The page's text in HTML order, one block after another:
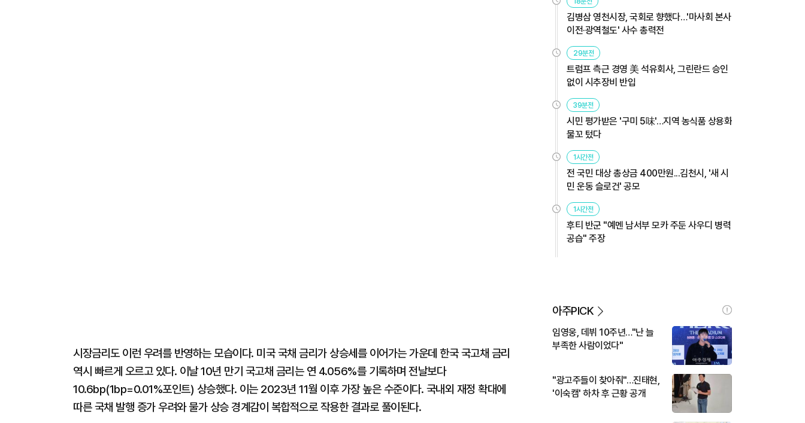
시장금리도 이런 우려를 반영하는 모습이다. 미국 국채 금리가 상승세를 이어가는 가운데 한국 국고채 금리
역시 빠르게 오르고 있다. 이날 10년 만기 국고채 금리는 연 4.056%를 기록하며 전날보다
10.6bp(1bp=0.01%포인트) 상승했다. 이는 2023년 11월 이후 가장 높은 수준이다. 국내외 재정 확대에
따른 국채 발행 증가 우려와 물가 상승 경계감이 복합적으로 작용한 결과로 풀이된다.
김병삼 영천시장, 국회로 향했다…'마사회 본사
이전·광역철도' 사수 총력전
29분전
트럼프 측근 경영 美 석유회사, 그린란드 승인
없이 시추장비 반입
39분전
시민 평가받은 '구미 5味'…지역 농식품 상용화
물꼬 텄다
1시간전
전 국민 대상 총상금 400만원...김천시, '새 시
민 운동 슬로건' 공모
1시간전
후티 반군 "예멘 남서부 모카 주둔 사우디 병력
공습" 주장
아주PICK
임영웅, 데뷔 10주년…"난 늘
부족한 사람이었다"
"광고주들이 찾아줘"…진태현,
'이숙캠' 하차 후 근황 공개